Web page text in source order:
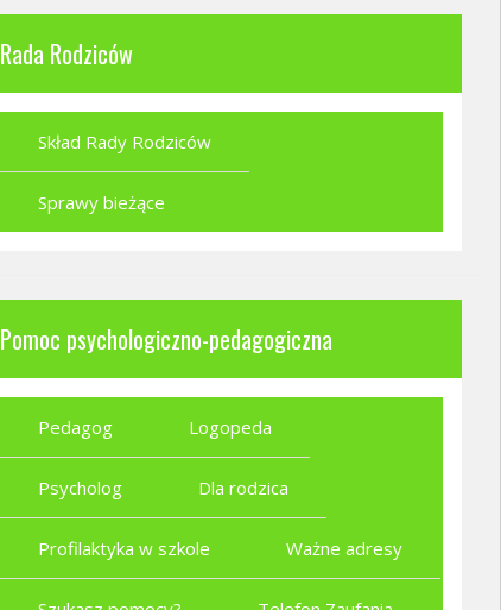
Rada Rodziców
Skład Rady Rodziców
Sprawy bieżące
Pomoc psychologiczno-pedagogiczna
Pedagog Logopeda
Psycholog Dla rodzica
Profilaktyka w szkole Ważne adresy